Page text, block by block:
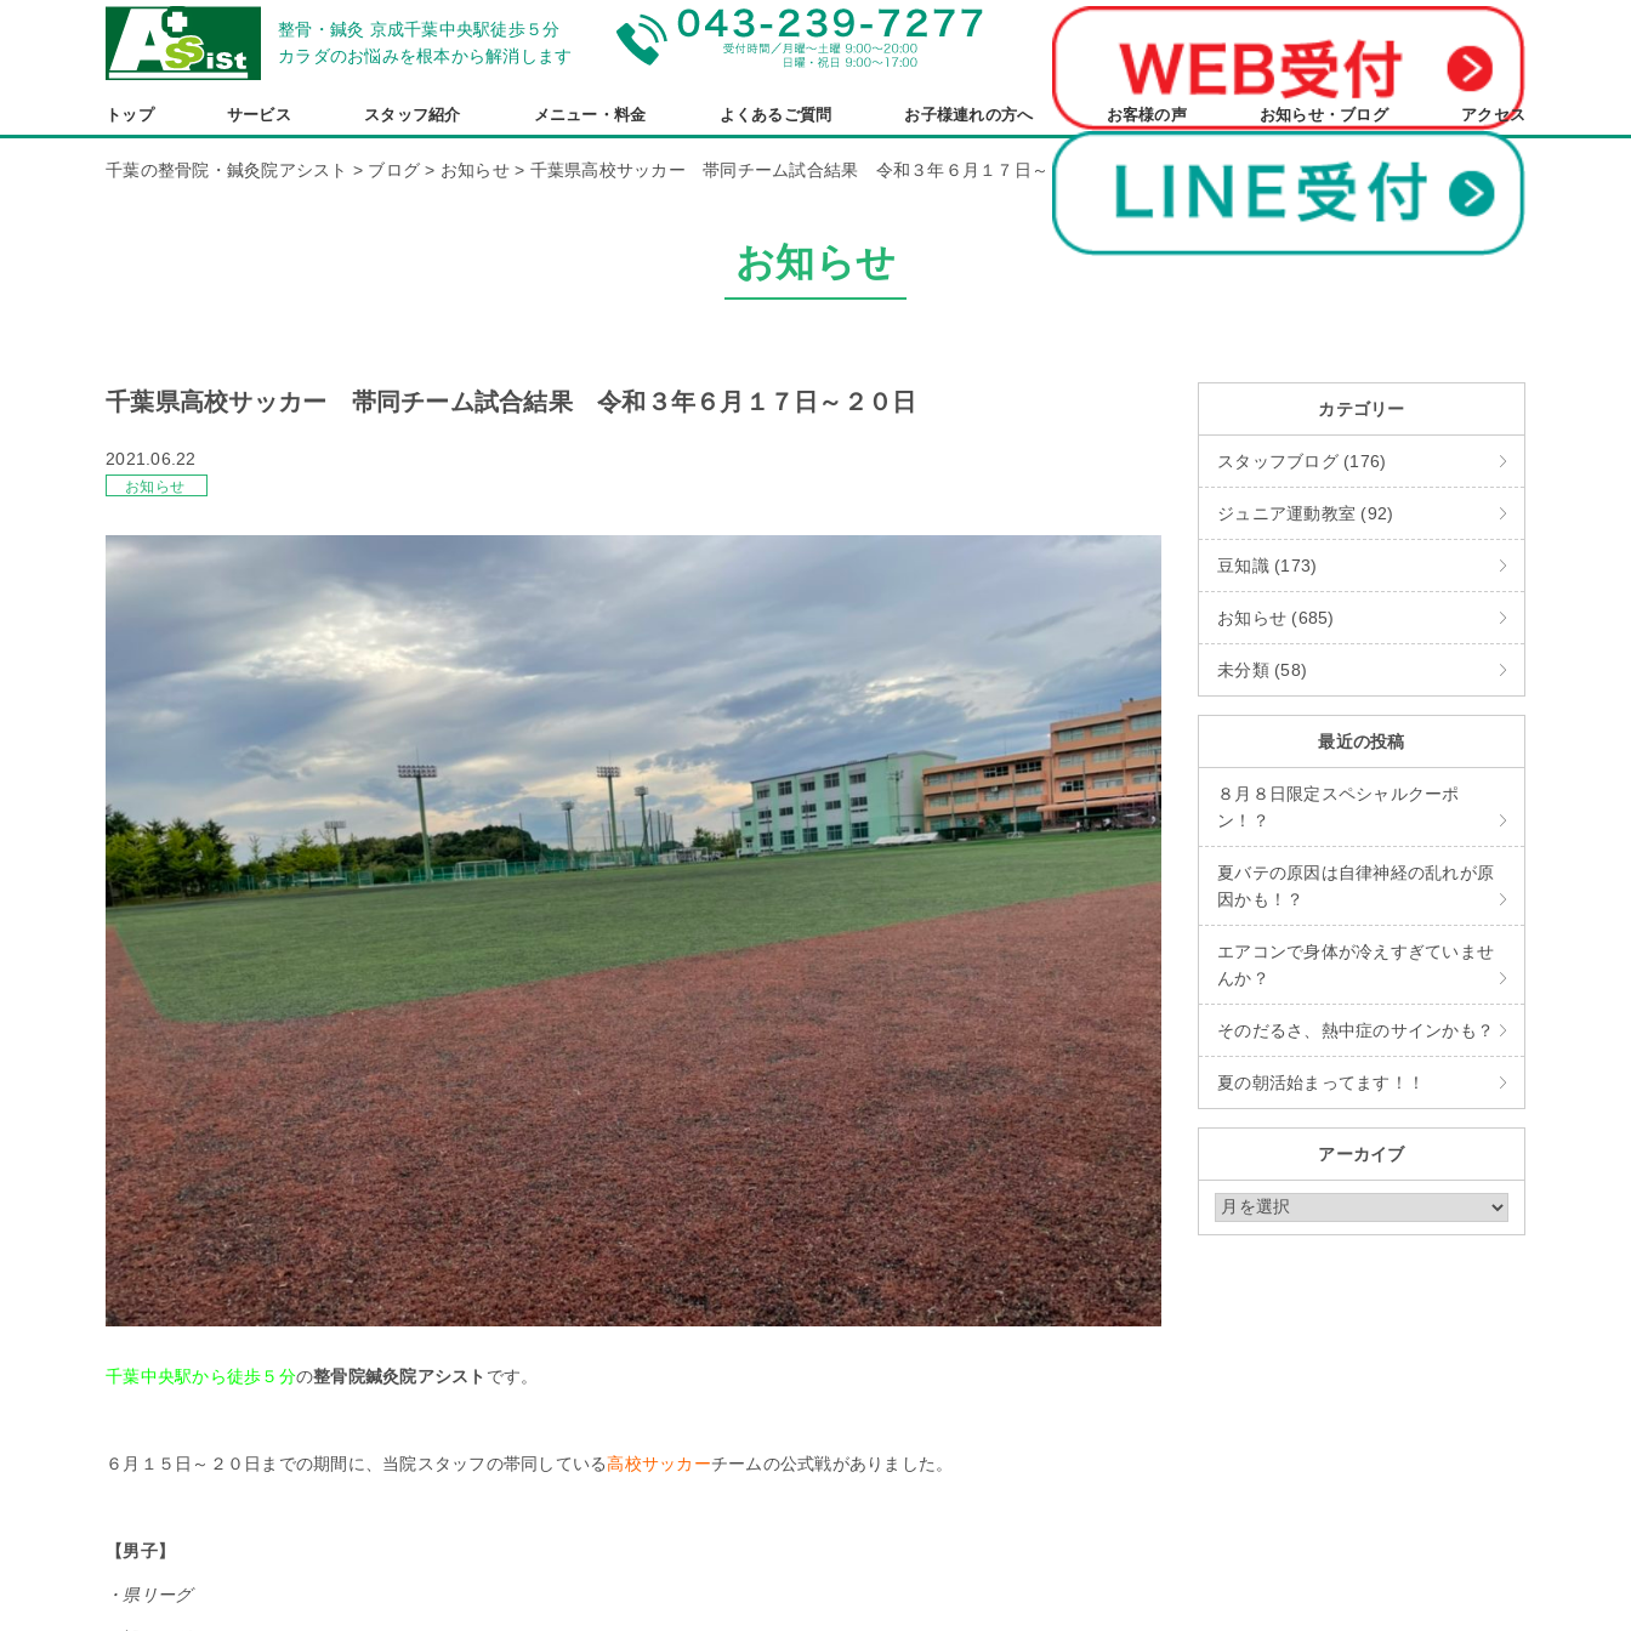
整骨・鍼灸 京成千葉中央駅徒歩５分
カラダのお悩みを根本から解消します
トップ サービス スタッフ紹介 メニュー・料金 よくあるご質問 お子様連れの方へ お客様の声 お知らせ・ブログ アクセス
千葉の整骨院・鍼灸院アシスト > ブログ > お知らせ> 千葉県高校サッカー 帯同チーム試合結果 令和３年６月１７日～２０日
お知らせ
千葉県高校サッカー 帯同チーム試合結果 令和３年６月１７日～２０日
2021.06.22
お知らせ
千葉中央駅から徒歩５分の整骨院鍼灸院アシスト です。
６月１５日～２０日までの期間に、当院スタッフの帯同している高校サッカーチームの公式戦がありました。
【男子】
・県リーグ
カテゴリー
スタッフブログ (176)
ジュニア運動教室 (92)
豆知識 (173)
お知らせ (685)
未分類 (58)
最近の投稿
８月８日限定スペシャルクーポ
ン！？
夏バテの原因は自律神経の乱れが原
因かも！？
エアコンで身体が冷えすぎていませ
んか？
そのだるさ、熱中症のサインかも？
夏の朝活始まってます！！
アーカイブ
アーカイブ